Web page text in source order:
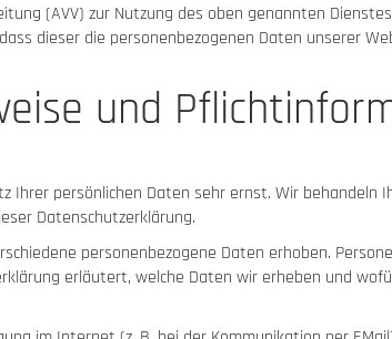
(AVV) zur Nutzung des oben genannten
dieser die personenbezogenen Daten unserer
und
Ihrer persönlichen Daten sehr ernst. Wir
Datenschutzerklärung.
personenbezogene Daten erhoben.
erläutert, welche Daten wir erheben und